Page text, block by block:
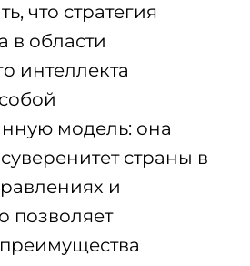
что стратегия
в области
интеллекта
модель: она
страны в
и
позволяет